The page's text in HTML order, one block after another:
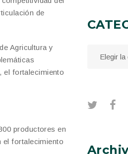
de
Agricultura y
el fortalecimiento
productores en
el fortalecimiento